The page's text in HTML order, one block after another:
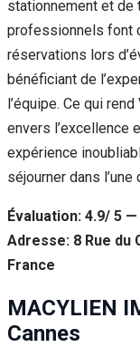
stationnement et de
professionnels font
réservations lors
bénéficiant de
l’équipe. Ce qui
envers l’excellence
expérience
séjourner dans
Évaluation: 4.9/ 5 —
Adresse: 8 Rue du
France
MACYLIEN
Cannes